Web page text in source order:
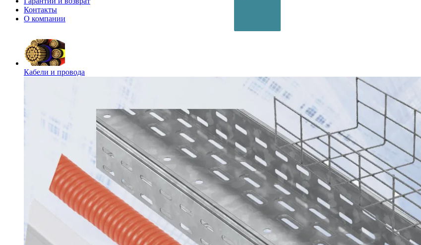
Контакты
О компании
Кабели и провода